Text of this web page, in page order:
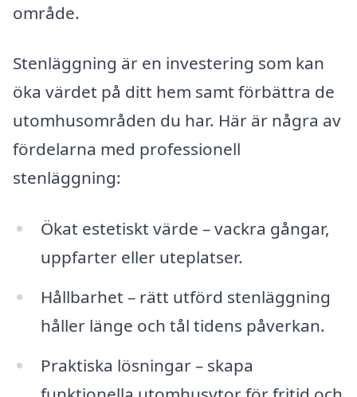
område.
Stenläggning är en investering som kan
öka värdet på ditt hem samt förbättra de
utomhusområden du har. Här är några av
fördelarna med professionell
stenläggning:
Ökat estetiskt värde – vackra gångar,
uppfarter eller uteplatser.
Hållbarhet – rätt utförd stenläggning
håller länge och tål tidens påverkan.
Praktiska lösningar – skapa